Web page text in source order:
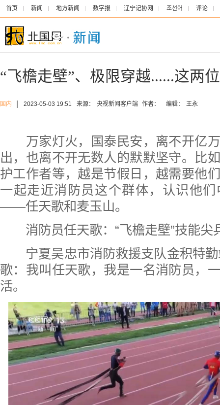
首页 新闻 地方新闻 数字报 辽宁记协网 조선어 评论
“飞檐走壁”、极限穿越......这两
国内 2023-05-03 19:51 来源： 央视新闻客户端 作者： 编辑： 王永
万家灯火，国泰民安，离不开亿万
出，也离不开无数人的默默坚守。比
护工作者等，越是节假日，越需要他
一起走近消防员这个群体，认识他
——任天歌和麦玉山。
消防员任天歌：“飞檐走壁”技能尖
宁夏吴忠市消防救援支队金积特勤
歌：我叫任天歌，我是一名消防员，
活。